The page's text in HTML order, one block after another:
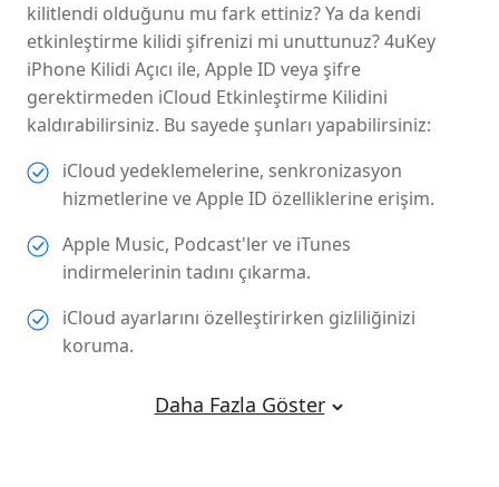
kilitlendi olduğunu mu fark ettiniz? Ya da kendi
etkinleştirme kilidi şifrenizi mi unuttunuz? 4uKey
iPhone Kilidi Açıcı ile, Apple ID veya şifre
gerektirmeden iCloud Etkinleştirme Kilidini
kaldırabilirsiniz. Bu sayede şunları yapabilirsiniz:
iCloud yedeklemelerine, senkronizasyon
hizmetlerine ve Apple ID özelliklerine erişim.
Apple Music, Podcast'ler ve iTunes
indirmelerinin tadını çıkarma.
iCloud ayarlarını özelleştirirken gizliliğinizi
koruma.
Daha Fazla Göster